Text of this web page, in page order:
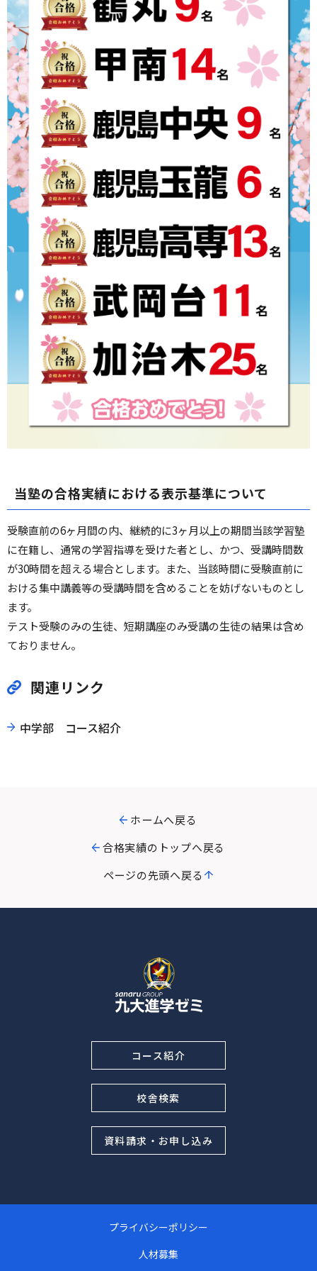
当塾の合格実績における表示基準について
受験直前の6ヶ月間の内、継続的に3ヶ月以上の期間当該学習塾
に在籍し、通常の学習指導を受けた者とし、かつ、受講時間数
が30時間を超える場合とします。また、当該時間に受験直前に
おける集中講義等の受講時間を含めることを妨げないものとし
ます。
テスト受験のみの生徒、短期講座のみ受講の生徒の結果は含め
ておりません。
関連リンク
中学部 コース紹介
合格実績のトップへ戻る
ホームへ戻る
ページの先頭へ戻る
コース紹介
校舎検索
資料請求・お申し込み
プライバシーポリシー
人材募集